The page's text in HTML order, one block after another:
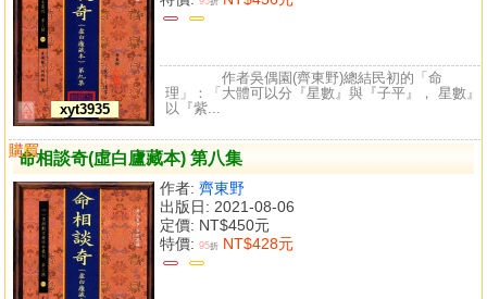
xyt3935
作者吳偶園(齊東野)總結民初的「命
理」：「大體可以分『星數』與『子平』， 星數』
以『紫...
命相談奇(虛白廬藏本) 第八集
作者: 齊東野
出版日: 2021-08-06
定價: NT$450元
特價: 95折 NT$428元
購買
比較